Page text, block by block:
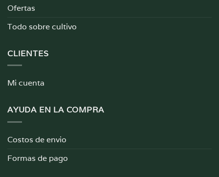
Ofertas
Todo sobre cultivo
CLIENTES
Mi cuenta
AYUDA EN LA COMPRA
Costos de envio
Formas de pago